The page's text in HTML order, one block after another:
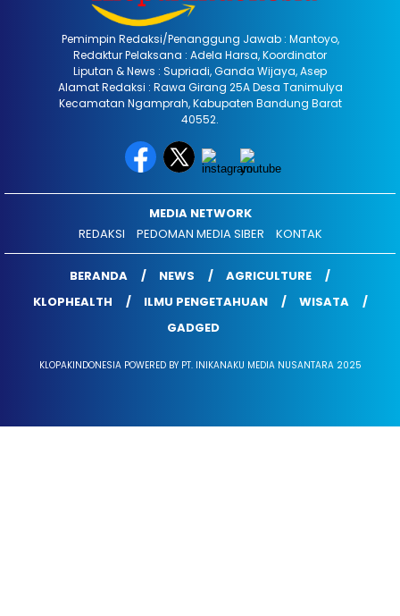
Pemimpin Redaksi/Penanggung Jawab : Mantoyo,
Redaktur Pelaksana : Adela Harsa, Koordinator
Liputan & News : Supriadi, Ganda Wijaya, Asep
Alamat Redaksi : Rawa Girang 25A Desa Tanimulya
Kecamatan Ngamprah, Kabupaten Bandung Barat
40552.
MEDIA NETWORK
REDAKSI
PEDOMAN MEDIA SIBER KONTAK
BERANDA NEWS
AGRICULTURE
KLOPHEALTH
ILMU PENGETAHUAN
WISATA
GADGED
KLOPAKINDONESIA POWERED BY PT. INIKANAKU MEDIA NUSANTARA 2025